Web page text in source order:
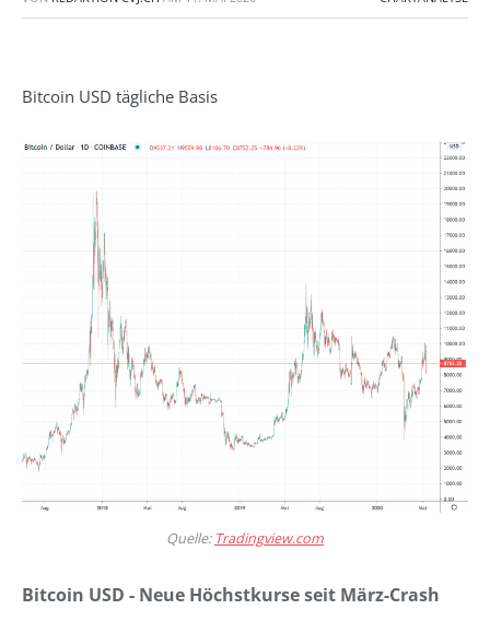
Bitcoin USD tägliche Basis
Quelle: Tradingview.com
Bitcoin USD - Neue Höchstkurse seit März-Crash